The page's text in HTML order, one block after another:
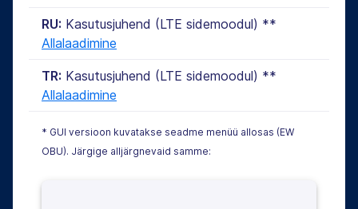
RU: Kasutusjuhend (LTE sidemoodul) **
Allalaadimine
TR: Kasutusjuhend (LTE sidemoodul) **
Allalaadimine
* GUI versioon kuvatakse seadme menüü allosas (EW
OBU). Järgige alljärgnevaid samme: